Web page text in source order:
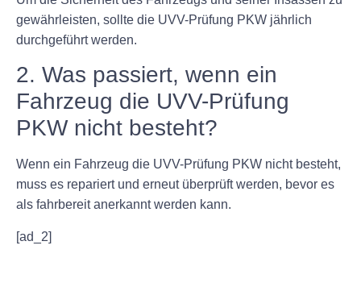
gewährleisten, sollte die UVV-Prüfung PKW jährlich
durchgeführt werden.
2. Was passiert, wenn ein
Fahrzeug die UVV-Prüfung
PKW nicht besteht?
Wenn ein Fahrzeug die UVV-Prüfung PKW nicht besteht,
muss es repariert und erneut überprüft werden, bevor es
als fahrbereit anerkannt werden kann.
[ad_2]